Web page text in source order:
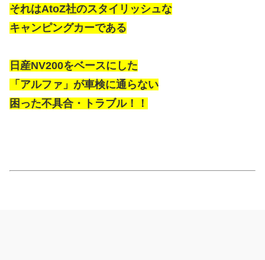
それはAtoZ社のスタイリッシュな
キャンピングカーである
日産NV200をベースにした
「アルファ」が車検に通らない
困った不具合・トラブル！！